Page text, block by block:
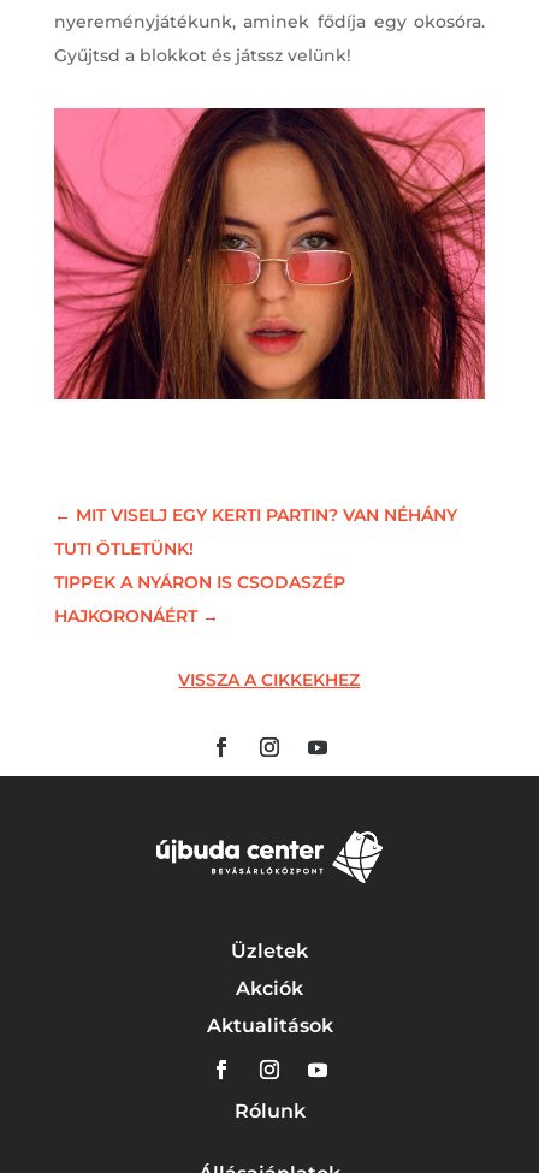
nyereményjátékunk, aminek fődíja egy okosóra.
Gyűjtsd a blokkot és játssz velünk!
← MIT VISELJ EGY KERTI PARTIN? VAN NÉHÁNY
TUTI ÖTLETÜNK!
TIPPEK A NYÁRON IS CSODASZÉP
HAJKORONÁÉRT→
VISSZA A CIKKEKHEZ
Üzletek
Akciók
Aktualitások
Rólunk